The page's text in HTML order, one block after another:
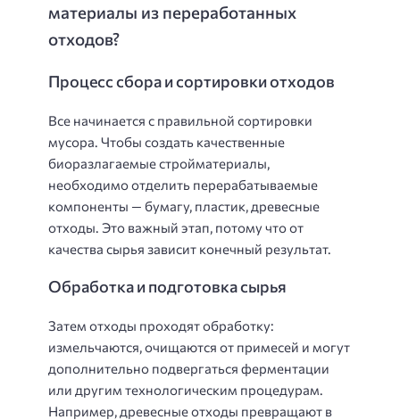
материалы из переработанных
отходов?
Процесс сбора и сортировки отходов
Все начинается с правильной сортировки
мусора. Чтобы создать качественные
биоразлагаемые стройматериалы,
необходимо отделить перерабатываемые
компоненты — бумагу, пластик, древесные
отходы. Это важный этап, потому что от
качества сырья зависит конечный результат.
Обработка и подготовка сырья
Затем отходы проходят обработку:
измельчаются, очищаются от примесей и могут
дополнительно подвергаться ферментации
или другим технологическим процедурам.
Например, древесные отходы превращают в